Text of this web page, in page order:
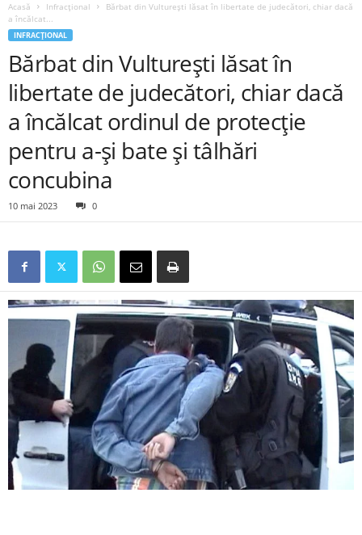
Acasă Infracțional
Bărbat din Vulturești lăsat în libertate de judecători, chiar dacă
a încălcat...
INFRACȚIONAL
Bărbat din Vulturești lăsat în
libertate de judecători, chiar dacă
a încălcat ordinul de protecție
pentru a-și bate și tâlhări
concubina
10 mai 2023 0